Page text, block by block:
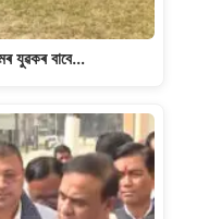
যুৱকৰ বাবে…